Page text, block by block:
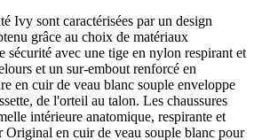
Ivy sont caractérisées par un design
grâce au choix de matériaux
sécurité avec une tige en nylon respirant et
et un sur-embout renforcé en
en cuir de veau blanc souple enveloppe
de l'orteil au talon. Les chaussures
intérieure anatomique, respirante et
Original en cuir de veau souple blanc pour